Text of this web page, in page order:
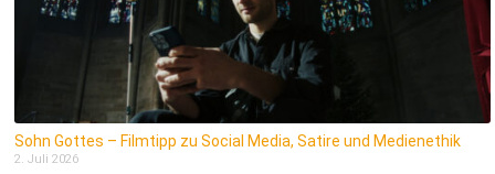
Sohn Gottes – Filmtipp zu Social Media, Satire und Medienethik
2. Juli 2026